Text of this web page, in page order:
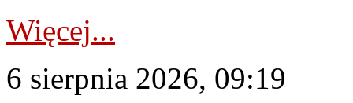
Więcej...
6 sierpnia 2026, 09:19